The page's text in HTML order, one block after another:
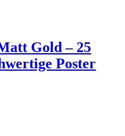
Gold – 25
Poster